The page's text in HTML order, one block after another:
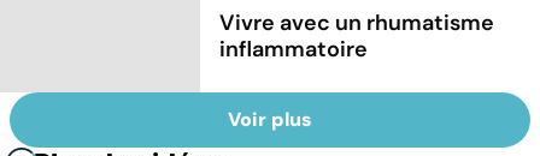
Vivre avec un rhumatisme
inflammatoire
Voir plus